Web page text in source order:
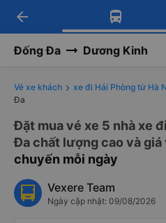
Tải app Vexere
Nhận ưu đãi thành
Tải app Vexere
-30k/ghế khi đặt
arrow_back
Đống Đa Dương Kinh
Vé xe khách xe đi Hải Phòng từ Hà
Đa
Đặt mua vé xe 5 nhà xe
Đa chất lượng cao và giá
chuyến mỗi ngày
Vexere Team
Ngày cập nhật: 09/08/2026